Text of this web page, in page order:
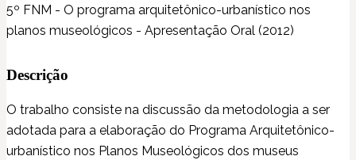
5º FNM - O programa arquitetônico-urbanístico nos
planos museológicos - Apresentação Oral (2012)
Descrição
O trabalho consiste na discussão da metodologia a ser
adotada para a elaboração do Programa Arquitetônico-
urbanístico nos Planos Museológicos dos museus